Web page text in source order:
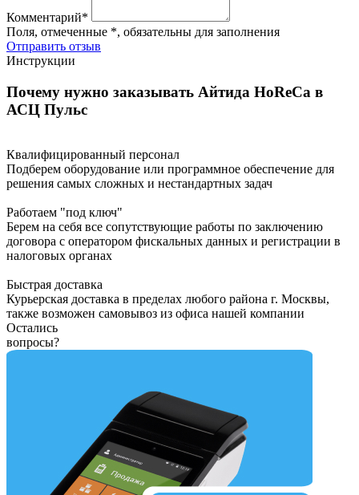
Комментарий*
Поля, отмеченные *, обязательны для заполнения
Отправить отзыв
Инструкции
Почему нужно заказывать Айтида HoReCa в
АСЦ Пульс
Квалифицированный персонал
Подберем оборудование или программное обеспечение для
решения самых сложных и нестандартных задач
Работаем "под ключ"
Берем на себя все сопутствующие работы по заключению
договора с оператором фискальных данных и регистрации в
налоговых органах
Быстрая доставка
Курьерская доставка в пределах любого района г. Москвы,
также возможен самовывоз из офиса нашей компании
Остались
вопросы?